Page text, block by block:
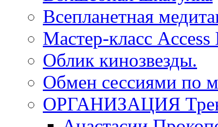
Всепланетная
Мастер-класс
Облик кинозвезды.
Обмен сессиями по
ОРГАНИЗАЦИЯ